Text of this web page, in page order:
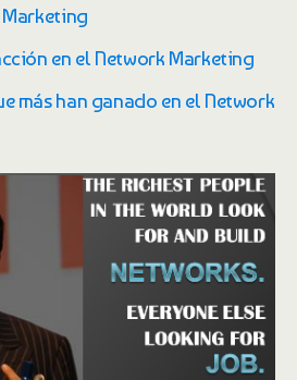
en el Network Marketing
más han ganado en el Network